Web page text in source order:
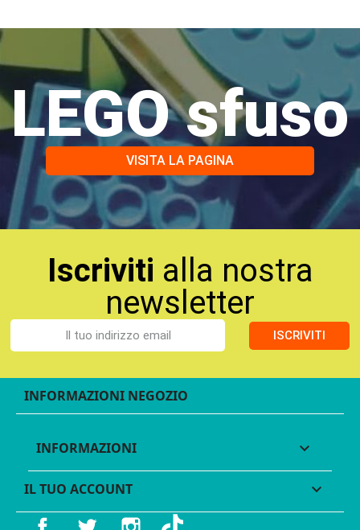
LEGO sfuso
VISITA LA PAGINA
Iscriviti alla nostra
newsletter
ISCRIVITI
INFORMAZIONI NEGOZIO
INFORMAZIONI 
IL TUO ACCOUNT 
Facebook Twitter Instagram